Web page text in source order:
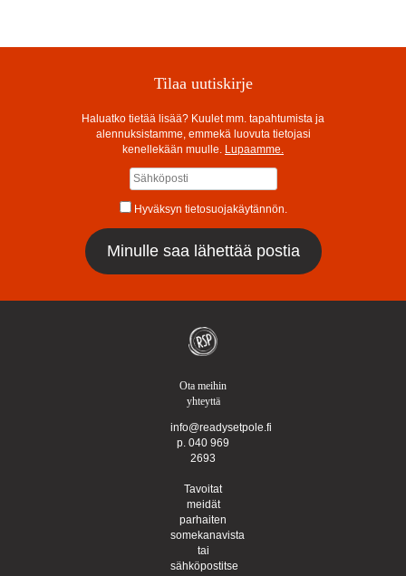
Tilaa uutiskirje
Haluatko tietää lisää? Kuulet mm. tapahtumista ja
alennuksistamme, emmekä luovuta tietojasi
kenellekään muulle. Lupaamme.
Hyväksyn tietosuojakäytännön.
Ota meihin
yhteyttä
info@readysetpole.fi
p. 040 969
2693
Tavoitat
meidät
parhaiten
somekanavista
tai
sähköpostitse